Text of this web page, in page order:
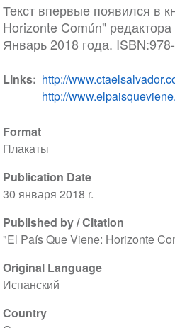
Format
Плакаты
Publication Date
30 января 2018 r.
Published by / Citation
"El País Que Viene: Horizonte
Original Language
Испанский
Country
Текст впервые появился в
Horizonte Común"
Январь 2018 года.
Links
http://
http://